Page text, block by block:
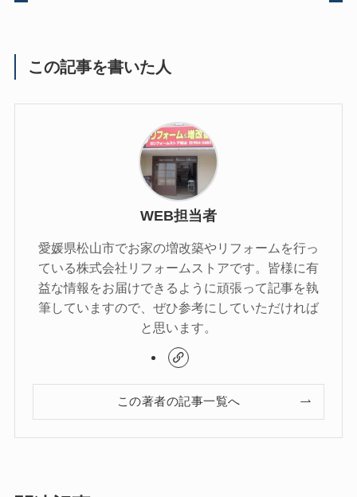
この記事を書いた人
WEB担当者
愛媛県松山市でお家の増改築やリフォームを行っ
ている株式会社リフォームストアです。皆様に有
益な情報をお届けできるように頑張って記事を執
筆していますので、ぜひ参考にしていただければ
と思います。
この著者の記事一覧へ